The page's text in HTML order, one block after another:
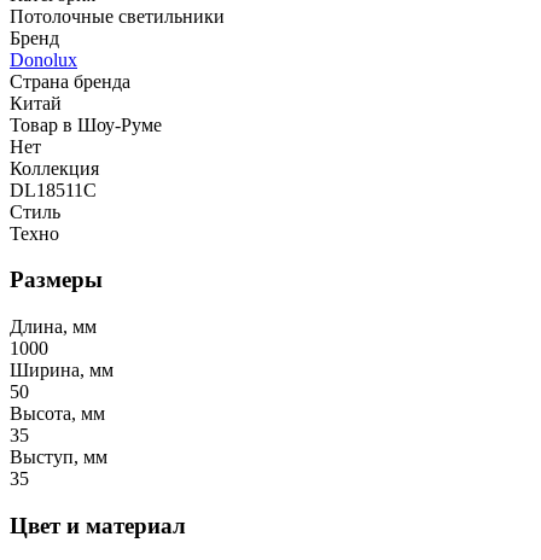
Потолочные светильники
Бренд
Donolux
Страна бренда
Китай
Товар в Шоу-Руме
Нет
Коллекция
DL18511C
Стиль
Техно
Размеры
Длина, мм
1000
Ширина, мм
50
Высота, мм
35
Выступ, мм
35
Цвет и материал